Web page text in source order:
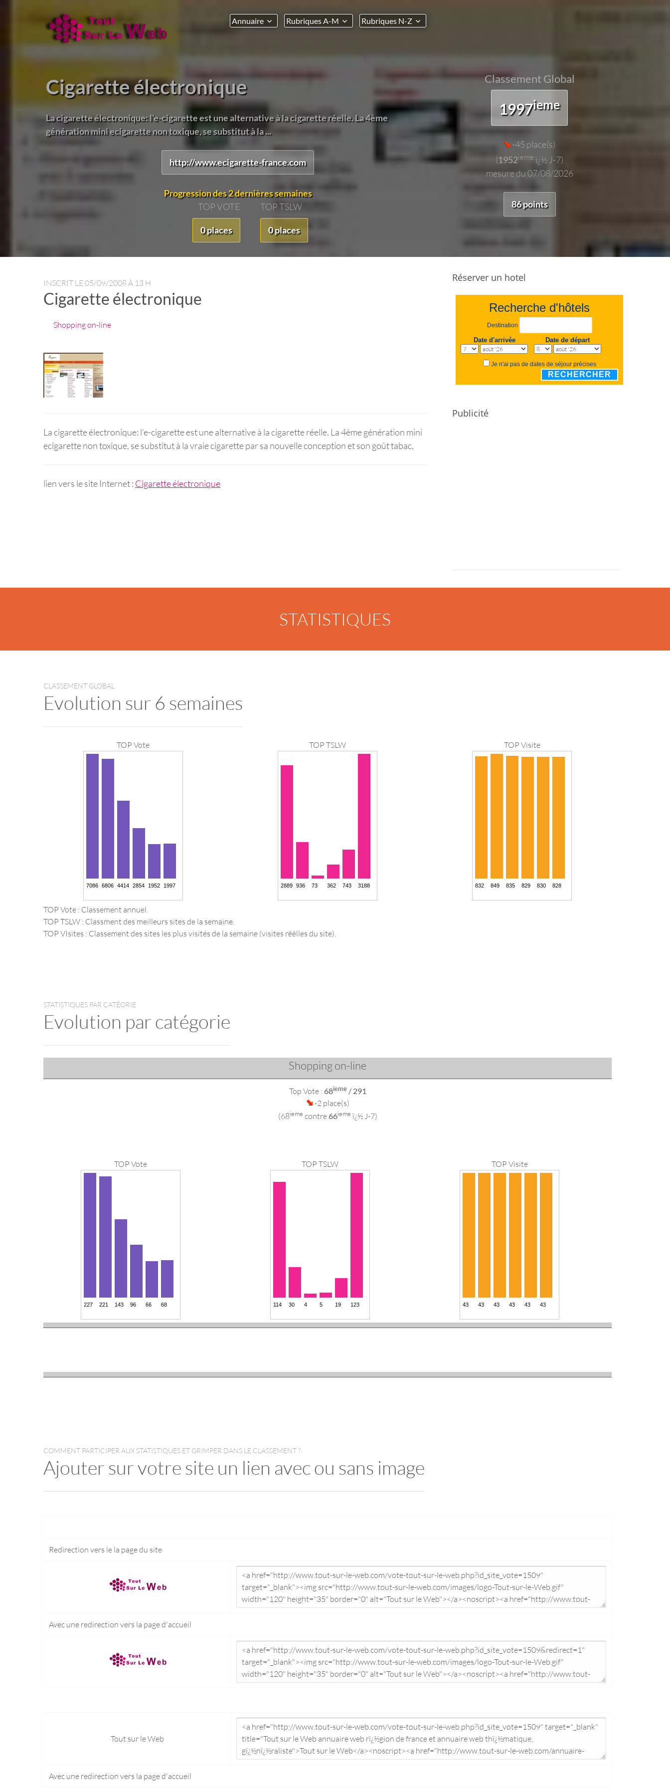
Annuaire Rubriques A-M Rubriques N-Z
Cigarette électronique
La cigarette électronique: l'e-cigarette est une alternative à la cigarette réelle. La 4ème
génération mini ecigarette non toxique, se substitut à la ...
http://www.ecigarette-france.com
Progression des 2 dernières semaines
TOP VOTE
0 places
TOP TSLW
0 places
Classement Global
1997ieme
-45 place(s)
(1952ieme ï¿½ J-7)
mesure du 07/08/2026
86 points
INSCRIT LE05/09/2008 À 13 H
Cigarette électronique
Shopping on-line
La cigarette électronique: l'e-cigarette est une alternative à la cigarette réelle. La 4ème génération mini
ecigarette non toxique, se substitut à la vraie cigarette par sa nouvelle conception et son goût tabac,
lien vers le site Internet : Cigarette électronique
Réserver un hotel
Recherche d'hôtels
Destination
Date d'arrivée Date de départ
Je n'ai pas de dates de séjour précises
RECHERCHER
Publicité
STATISTIQUES
CLASSEMENT GLOBAL
Evolution sur 6 semaines
TOP Vote TOP TSLW TOP Visite
TOP Vote : Classement annuel.
TOP TSLW : Classment des meilleurs sites de la semaine.
TOP VIsites : Classement des sites les plus visités de la semaine (visites réèlles du site).
STATISTIQUES PAR CATÉORIE
Evolution par catégorie
Shopping on-line
Top Vote : 68ieme/ 291
-2 place(s)
(68ieme contre 66ieme ï¿½ J-7)
TOP Vote TOP TSLW TOP Visite
COMMENT PARTICIPER AUX STATISTIQUES ET GRIMPER DANS LE CLASSEMENT ?
Ajouter sur votre site un lien avec ou sans image
Redirection vers le la page du site
Avec une redirection vers la page d'accueil
Tout sur le Web
Avec une redirection vers la page d'accueil